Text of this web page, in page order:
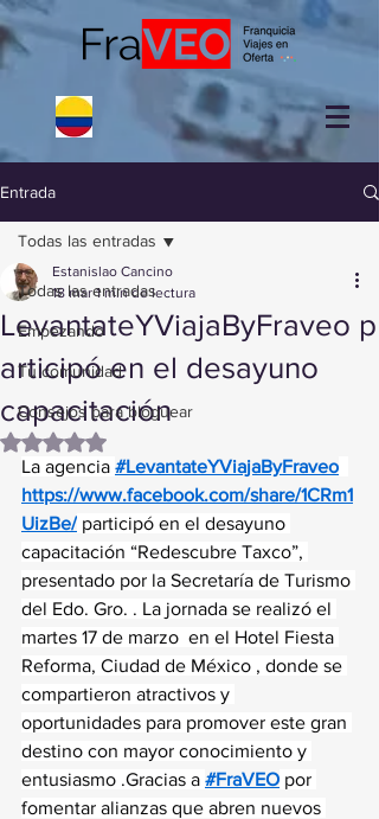
Entrada
Todas las entradas
Empezando
Tu comunidad
Consejos para bloguear
Todas las entradas
LevantateYViajaByFraveo p
articipó en el desayuno
capacitación
Estanislao Cancino
18 mar 1 min de lectura
Obtuvo NaN de 5 estrellas.
La agencia #LevantateYViajaByFraveo
https://www.facebook.com/share/1CRm1
UizBe/ participó en el desayuno
capacitación “Redescubre Taxco”,
presentado por la Secretaría de Turismo
del Edo. Gro. . La jornada se realizó el
martes 17 de marzo  en el Hotel Fiesta
Reforma, Ciudad de México , donde se
compartieron atractivos y
oportunidades para promover este gran
destino con mayor conocimiento y
entusiasmo .Gracias a #FraVEO por
fomentar alianzas que abren nuevos